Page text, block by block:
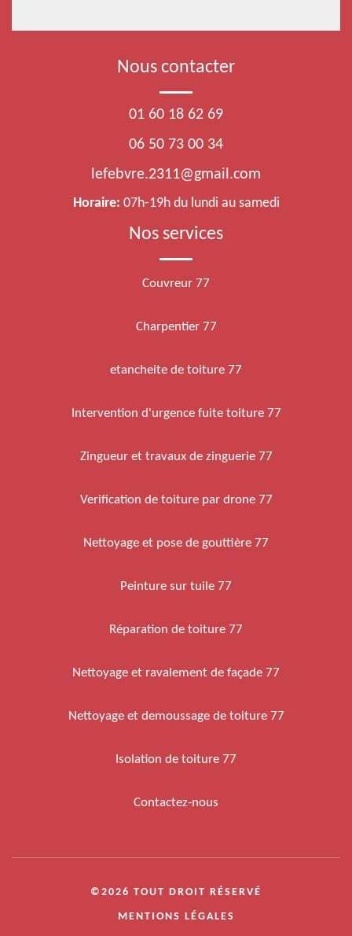
Nous contacter
01 60 18 62 69
06 50 73 00 34
lefebvre.2311@gmail.com
Horaire: 07h-19h du lundi au samedi
Nos services
Couvreur 77
Charpentier 77
etancheite de toiture 77
Intervention d'urgence fuite toiture 77
Zingueur et travaux de zinguerie 77
Verification de toiture par drone 77
Nettoyage et pose de gouttière 77
Peinture sur tuile 77
Réparation de toiture 77
Nettoyage et ravalement de façade 77
Nettoyage et demoussage de toiture 77
Isolation de toiture 77
Contactez-nous
©2026 TOUT DROIT RÉSERVÉ
MENTIONS LÉGALES